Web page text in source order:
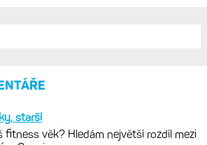
zátěže: Hodnotí, zda je váš
produktivní a jestli se nachází
oblastech